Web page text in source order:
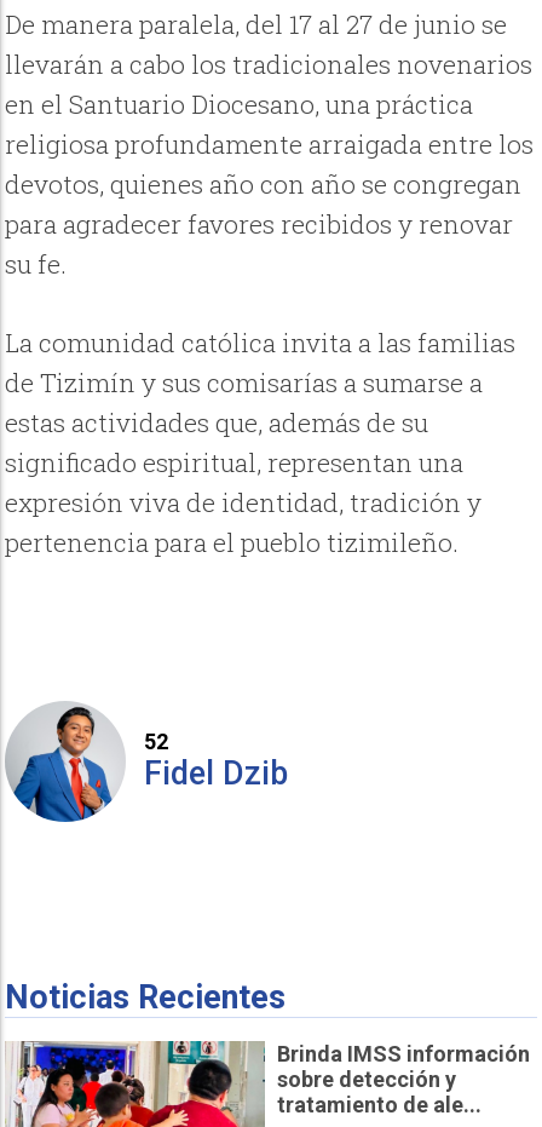
De manera paralela, del 17 al 27 de junio se
llevarán a cabo los tradicionales novenarios
en el Santuario Diocesano, una práctica
religiosa profundamente arraigada entre los
devotos, quienes año con año se congregan
para agradecer favores recibidos y renovar
su fe.
La comunidad católica invita a las familias
de Tizimín y sus comisarías a sumarse a
estas actividades que, además de su
significado espiritual, representan una
expresión viva de identidad, tradición y
pertenencia para el pueblo tizimileño.
52
Fidel Dzib
Noticias Recientes
Brinda IMSS información
sobre detección y
tratamiento de ale...